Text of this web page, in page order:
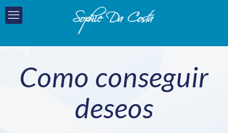
Como conseguir
deseos